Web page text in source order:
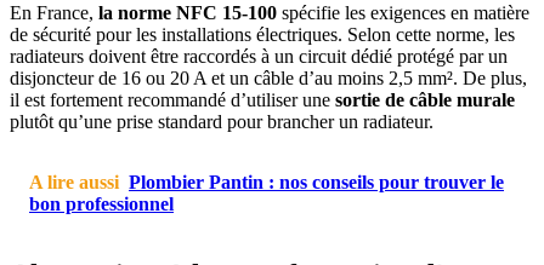
En France, la norme NFC 15-100 spécifie les exigences en matière
de sécurité pour les installations électriques. Selon cette norme, les
radiateurs doivent être raccordés à un circuit dédié protégé par un
disjoncteur de 16 ou 20 A et un câble d’au moins 2,5 mm². De plus,
il est fortement recommandé d’utiliser une sortie de câble murale
plutôt qu’une prise standard pour brancher un radiateur.
A lire aussi Plombier Pantin : nos conseils pour trouver le
bon professionnel